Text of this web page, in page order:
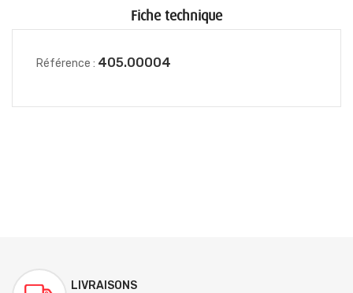
Fiche technique
Référence : 405.00004
LIVRAISONS